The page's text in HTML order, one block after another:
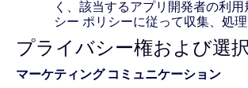
く、該当するアプリ開発者の利
シー ポリシーに従って収集、処理
プライバシー権および選
マーケティング コミュニケーション